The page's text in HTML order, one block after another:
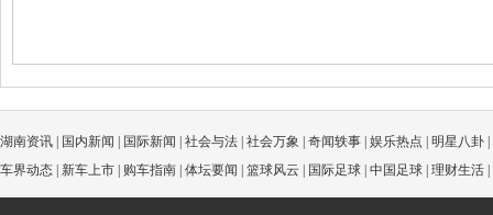
湖南资讯 国内新闻 国际新闻 社会与法 社会万象 奇闻轶事 娱乐热点 明星八卦
车界动态
新车上市 购车指南 体坛要闻 篮球风云 国际足球 中国足球 理财生活